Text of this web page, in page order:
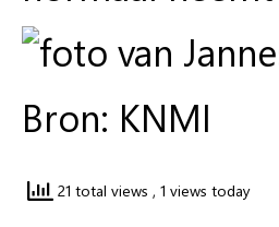
Bron: KNMI
21 total views , 1 views today